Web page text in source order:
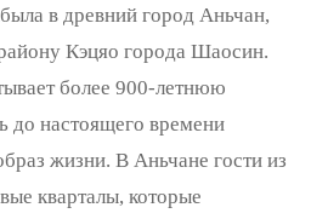
в древний город Аньчан,
Кэцяо города Шаосин.
более 900-летнюю
до настоящего времени
жизни. В Аньчане гости из
кварталы, которые